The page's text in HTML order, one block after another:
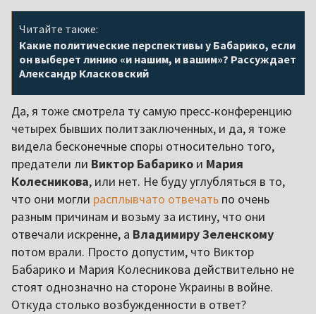
Читайте также:
Какие политические перспективы у Бабарико, если
он выберет линию «и нашим, и вашим»? Рассуждает
Александр Класковский
Да, я тоже смотрела ту самую пресс-конференцию
четырех бывших политзаключенных, и да, я тоже
видела бесконечные споры относительно того,
предатели ли Виктор Бабарико и Мария
Колесникова, или нет. Не буду углубляться в то,
что они могли расплывчато отвечать по очень
разным причинам и возьму за истину, что они
отвечали искренне, а Владимиру Зеленскому
потом врали. Просто допустим, что Виктор
Бабарико и Мария Колесникова действительно не
стоят однозначно на стороне Украины в войне.
Откуда столько возбужденности в ответ?